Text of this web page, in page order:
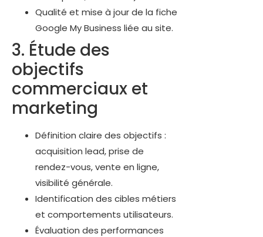
Qualité et mise à jour de la fiche
Google My Business liée au site.
3. Étude des
objectifs
commerciaux et
marketing
Définition claire des objectifs :
acquisition lead, prise de
rendez-vous, vente en ligne,
visibilité générale.
Identification des cibles métiers
et comportements utilisateurs.
Évaluation des performances